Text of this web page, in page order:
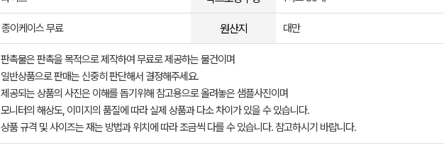
종이케이스 무료 원산지 대만
판촉물은 판촉을 목적으로 제작하여 무료로 제공하는 물건이며
일반상품으로 판매는 신중히 판단해서 결정해주세요.
제공되는 상품의 사진은 이해를 돕기위해 참고용으로 올려놓은 샘플사진이며
모니터의 해상도, 이미지의 품질에 따라 실제 상품과 다소 차이가 있을 수 있습니다.
상품 규격 및 사이즈는 재는 방법과 위치에 따라 조금씩 다를 수 있습니다. 참고하시기 바랍니다.